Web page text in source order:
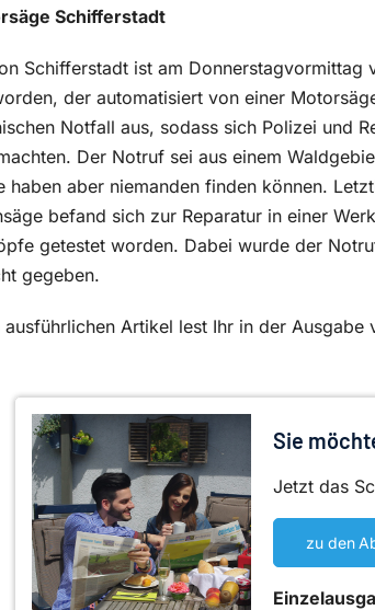
Schifferstadt
Schifferstadt ist am Donnerstagvormittag
der automatisiert von einer
Notfall aus, sodass sich Polizei und
Der Notruf sei aus einem
haben aber niemanden finden können.
befand sich zur Reparatur in einer
getestet worden. Dabei wurde der
gegeben.
ausführlichen Artikel lest Ihr in der Ausgabe
Sie
Jetzt das
zu den